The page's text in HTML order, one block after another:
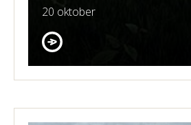
20 oktober